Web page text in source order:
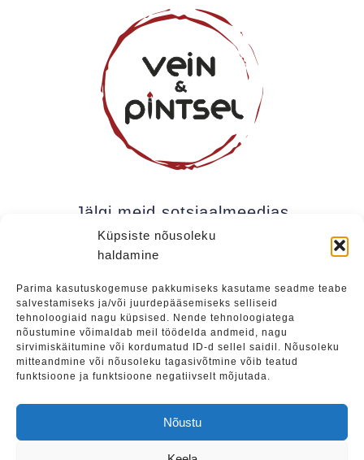
Küpsiste nõusoleku
haldamine
Parima kasutuskogemuse pakkumiseks kasutame seadme teabe
salvestamiseks ja/või juurdepääsemiseks selliseid
tehnoloogiaid nagu küpsised. Nende tehnoloogiatega
nõustumine võimaldab meil töödelda andmeid, nagu
sirvimiskäitumine või kordumatud ID-d sellel saidil. Nõusoleku
mitteandmine või nõusoleku tagasivõtmine võib teatud
funktsioone ja funktsioone negatiivselt mõjutada.
Nõustu
Jälgi meid sotsiaalmeedias
Kui soovite olla kursis meie uudistega (uued
üritused, eripakkumised jne), soovitame liituda
meie uudiskirjaga.